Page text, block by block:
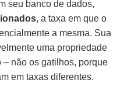
seu banco de dados,
, a taxa em que o
a mesma. Sua
uma propriedade
não os gatilhos, porque
em taxas diferentes.